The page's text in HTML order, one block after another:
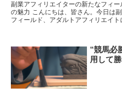
副業アフィリエイターの新たなフィ
の魅力 こんにちは、皆さん。今日は
フィールド、アダルトアフィリエイト
“競馬必
用して